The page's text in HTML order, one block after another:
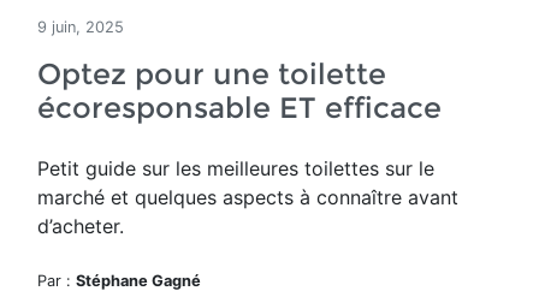
9 juin, 2025
Optez pour une toilette
écoresponsable ET efficace
Petit guide sur les meilleures toilettes sur le
marché et quelques aspects à connaître avant
d’acheter.
Par : Stéphane Gagné